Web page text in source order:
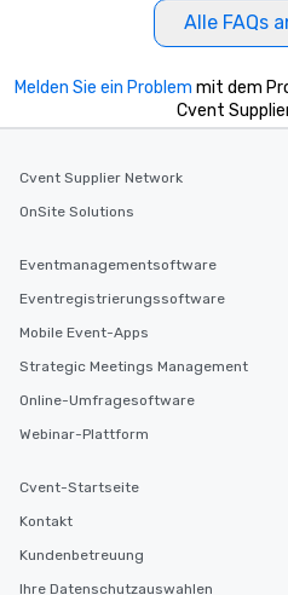
Alle FAQs
Melden Sie ein Problem mit dem
Cvent
Cvent Supplier Network
OnSite Solutions
Eventmanagementsoftware
Eventregistrierungssoftware
Mobile Event-Apps
Strategic Meetings Management
Online-Umfragesoftware
Webinar-Plattform
Cvent-Startseite
Kontakt
Kundenbetreuung
Ihre Datenschutzauswahlen